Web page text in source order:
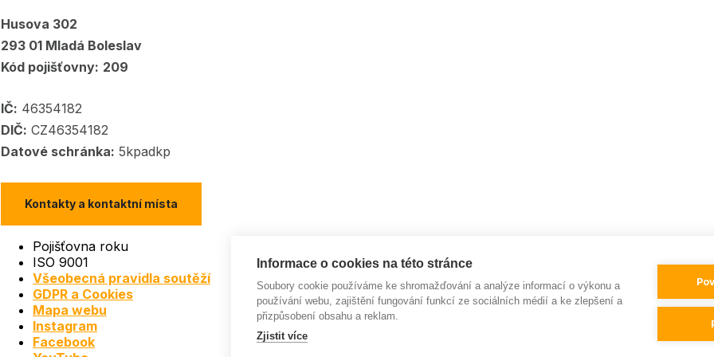
Husova 302
293 01 Mladá Boleslav
Kód pojišťovny: 209
IČ: 46354182
DIČ: CZ46354182
Datové schránka: 5kpadkp
Kontakty a kontaktní místa
Pojišťovna roku
ISO 9001
Všeobecná pravidla soutěží
GDPR a Cookies
Mapa webu
Instagram
Facebook
Informace o cookies na této stránce
Soubory cookie používáme ke shromažďování a analýze informací o výkonu a
používání webu, zajištění fungování funkcí ze sociálních médií a ke zlepšení a
přizpůsobení obsahu a reklam.
Zjistit více